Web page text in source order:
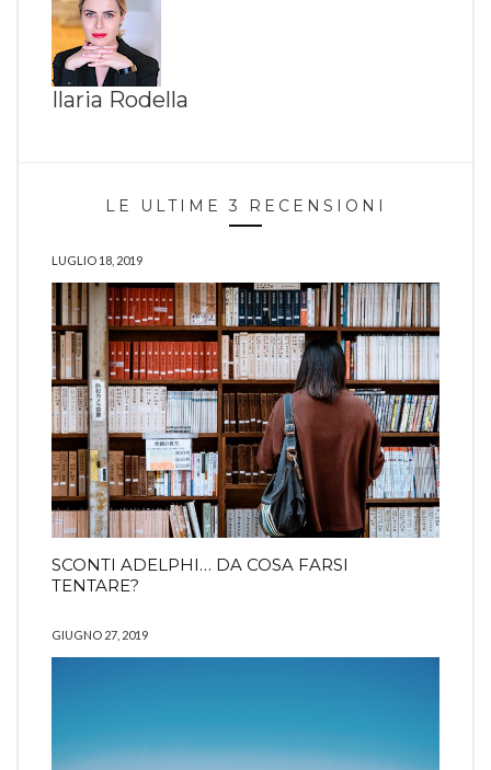
Ilaria Rodella
LE ULTIME 3 RECENSIONI
LUGLIO 18, 2019
SCONTI ADELPHI… DA COSA FARSI
TENTARE?
GIUGNO 27, 2019